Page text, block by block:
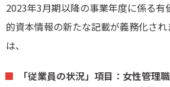
2023年3月期以降の事業年度に係る有
的資本情報の新たな記載が義務化さ
は、
「従業員の状況」項目：女性管理